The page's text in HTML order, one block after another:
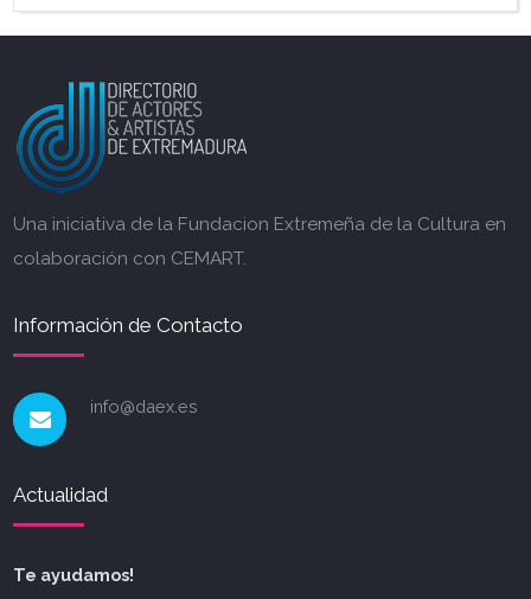
Una iniciativa de la Fundacion Extremeña de la Cultura en
colaboración con CEMART.
Información de Contacto
info@daex.es
Actualidad
Te ayudamos!